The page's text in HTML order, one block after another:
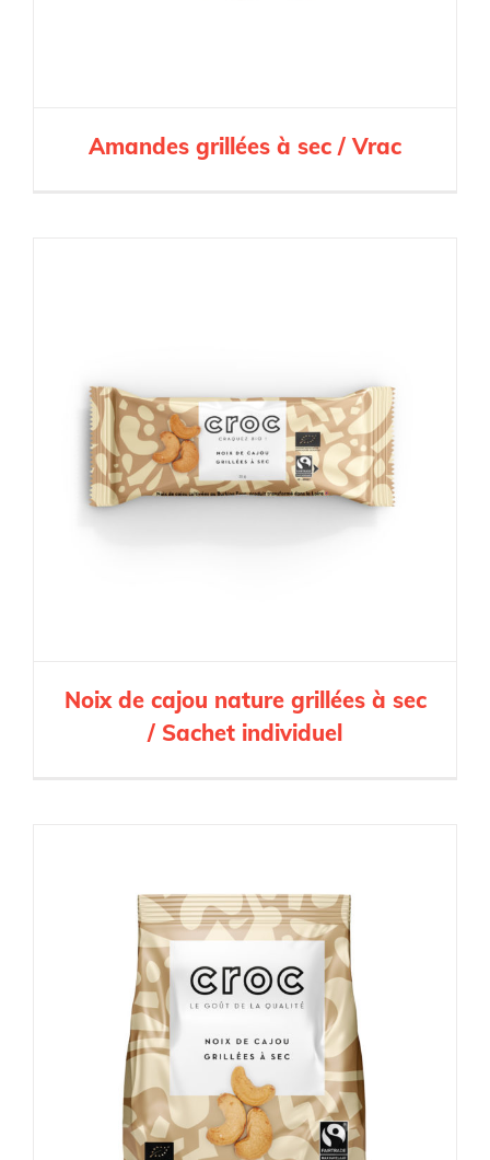
Amandes grillées à sec / Vrac
Noix de cajou nature grillées à sec
/ Sachet individuel